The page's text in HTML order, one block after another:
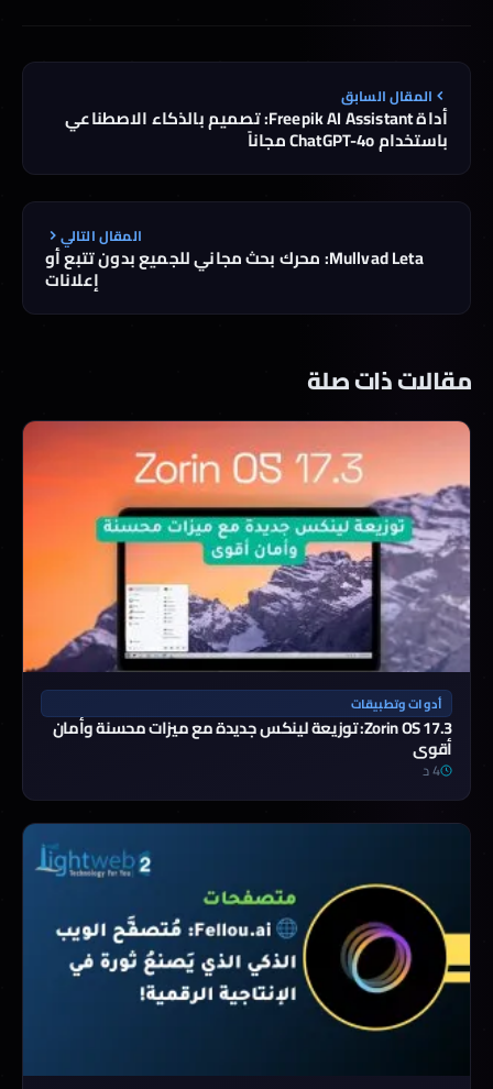
المقال السابق
أداة Freepik AI Assistant: تصميم بالذكاء الاصطناعي
باستخدام ChatGPT-4o مجاناً
المقال التالي
Mullvad Leta: محرك بحث مجاني للجميع بدون تتبع أو
إعلانات
مقالات ذات صلة
أدوات وتطبيقات
Zorin OS 17.3: توزيعة لينكس جديدة مع ميزات محسنة وأمان
أقوى
4 د